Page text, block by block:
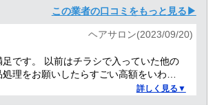
この業者の口コミをもっと見る▶
ヘアサロン(2023/09/20)
です。 以前はチラシで入っていた他の
理をお願いしたらすごい高額をいわれ
したが、クリーランドさんは提示額通り
詳しく見る▼